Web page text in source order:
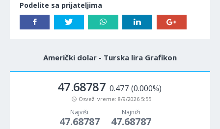
Podelite sa prijateljima
Američki dolar - Turska lira Grafikon
47.68787 0.477 (0.000%)
Osveži vreme: 8/9/2026 5:55
Najviši
47.68787
Najniži
47.68787